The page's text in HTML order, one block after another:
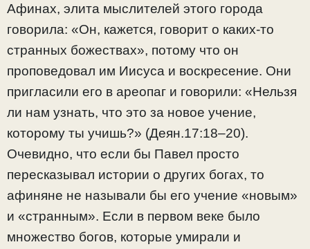
Афинах, элита мыслителей этого города
говорила: «Он, кажется, говорит о каких-то
странных божествах», потому что он
проповедовал им Иисуса и воскресение. Они
пригласили его в ареопаг и говорили: «Нельзя
ли нам узнать, что это за новое учение,
которому ты учишь?» (Деян.17:18–20).
Очевидно, что если бы Павел просто
пересказывал истории о других богах, то
афиняне не называли бы его учение «новым»
и «странным». Если в первом веке было
множество богов, которые умирали и